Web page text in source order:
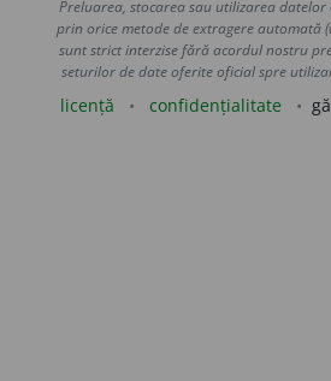
Preluarea, stocarea sau utilizarea datelor
prin orice metode de extragere automată
sunt strict interzise fără acordul nostru
seturilor de date oferite oficial spre
licență confidențialitate